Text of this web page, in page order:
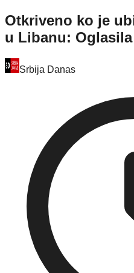
Otkriveno ko je
u Libanu:
Srbija Danas